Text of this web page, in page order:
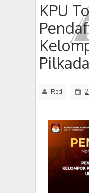
KPU
Red